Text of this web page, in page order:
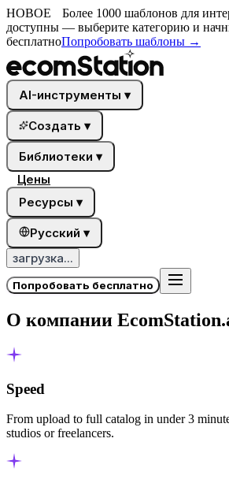
НОВОЕ
Более 1000 шаблонов для
доступны — выберите категорию и
бесплатноПопробовать шаблоны →
AI-инструменты ▾
Создать ▾
Библиотеки ▾
Цены
Ресурсы ▾
Русский ▾
загрузка...
Попробовать бесплатно
О компании
Speed
From upload to full catalog in under 3
studios or freelancers.